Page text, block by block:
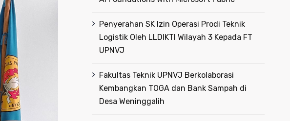
Penyerahan SK Izin Operasi Prodi Teknik
Logistik Oleh LLDIKTI Wilayah 3 Kepada FT
UPNVJ
Fakultas Teknik UPNVJ Berkolaborasi
Kembangkan TOGA dan Bank Sampah di
Desa Weninggalih